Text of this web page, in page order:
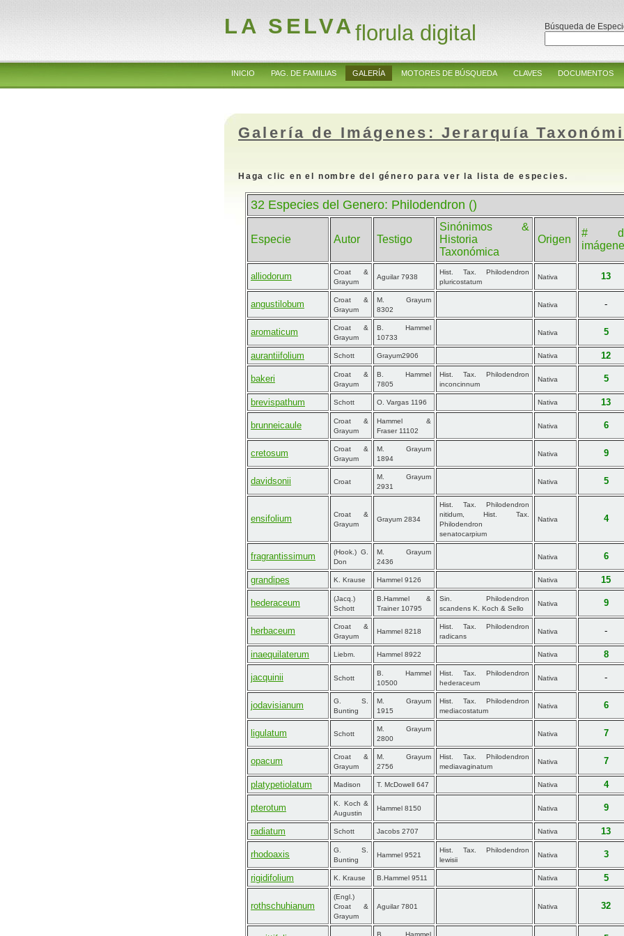
LA SELVAflorula digital Búsqueda de
INICIO PAG. DE FAMILIAS GALERÍA MOTORES DE BÚSQUEDA CLAVES DOCUMENTOS
Galería de Imágenes: Jerarquía
Haga clic en el nombre del género para ver la lista de especies.
32 Especies del Genero: Philodendron ()
Especie Autor Testigo
Sinónimos &
Historia
Taxonómica
Origen
#
alliodorum
Croat &
Grayum
Aguilar 7938
Hist. Tax. Philodendron
pluricostatum
Nativa 13
angustilobum
Croat &
Grayum
M. Grayum
8302
Nativa -
aromaticum
Croat &
Grayum
B. Hammel
10733
Nativa 5
aurantiifolium Schott Grayum2906 Nativa 12
bakeri
Croat &
Grayum
B. Hammel
7805
Hist. Tax. Philodendron
inconcinnum
Nativa 5
brevispathum Schott O. Vargas 1196 Nativa 13
brunneicaule
Croat &
Grayum
Hammel &
Fraser 11102
Nativa 6
cretosum
Croat &
Grayum
M. Grayum
1894
Nativa 9
davidsonii Croat
M. Grayum
2931
Nativa 5
ensifolium
Croat &
Grayum
Grayum 2834
Hist. Tax. Philodendron
nitidum, Hist. Tax.
Philodendron
senatocarpium
Nativa 4
fragrantissimum
(Hook.) G.
Don
M. Grayum
2436
Nativa 6
grandipes K. Krause Hammel 9126 Nativa 15
hederaceum
(Jacq.)
Schott
B.Hammel &
Trainer 10795
Sin. Philodendron
scandens K. Koch & Sello
Nativa 9
herbaceum
Croat &
Grayum
Hammel 8218
Hist. Tax. Philodendron
radicans
Nativa -
inaequilaterum Liebm. Hammel 8922 Nativa 8
jacquinii Schott
B. Hammel
10500
Hist. Tax. Philodendron
hederaceum
Nativa -
jodavisianum
G. S.
Bunting
M. Grayum
1915
Hist. Tax. Philodendron
mediacostatum
Nativa 6
ligulatum Schott
M. Grayum
2800
Nativa 7
opacum
Croat &
Grayum
M. Grayum
2756
Hist. Tax. Philodendron
mediavaginatum
Nativa 7
platypetiolatum Madison T. McDowell 647 Nativa 4
pterotum
K. Koch &
Augustin
Hammel 8150 Nativa 9
radiatum Schott Jacobs 2707 Nativa 13
rhodoaxis
G. S.
Bunting
Hammel 9521
Hist. Tax. Philodendron
lewisii
Nativa 3
rigidifolium K. Krause B.Hammel 9511 Nativa 5
rothschuhianum
(Engl.)
Croat &
Grayum
Aguilar 7801 Nativa 32
B. Hammel